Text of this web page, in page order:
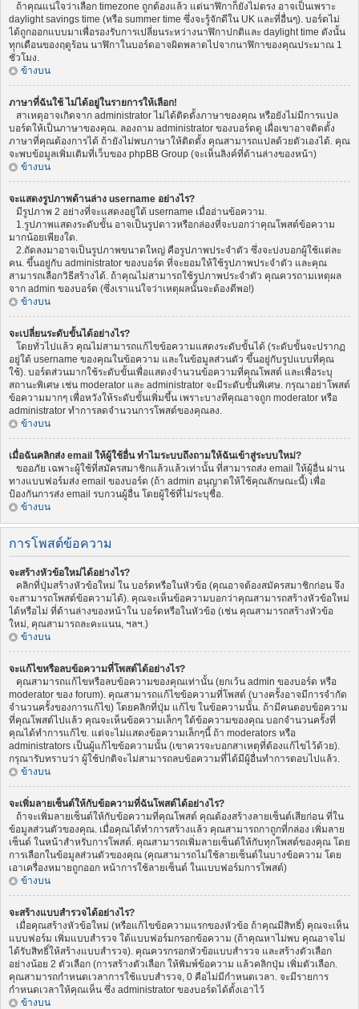
ถ้าคุณแน่ใจว่าเลือก timezone ถูกต้องแล้ว แต่นาฬิกาก็ยังไม่ตรง อาจเป็นเพราะ
daylight savings time (หรือ summer time ซึ่งจะรู้จักดีใน UK และที่อื่นๆ). บอร์ดไม่
ได้ถูกออกแบบมาเพื่อรองรับการเปลี่ยนระหว่างนาฬิกาปกติและ daylight time ดังนั้น
ทุกเดือนของฤดูร้อน นาฬิกาในบอร์ดอาจผิดพลาดไปจากนาฬิกาของคุณประมาณ 1
ชั่วโมง.
ข้างบน
ภาษาที่ฉันใช้ ไม่ได้อยู่ในรายการให้เลือก!
สาเหตุอาจเกิดจาก administrator ไม่ได้ติดตั้งภาษาของคุณ หรือยังไม่มีการแปล
บอร์ดให้เป็นภาษาของคุณ. ลองถาม administrator ของบอร์ดดู เผื่อเขาอาจติดตั้ง
ภาษาที่คุณต้องการได้ ถ้ายังไม่พบภาษาให้ติดตั้ง คุณสามารถแปลด้วยตัวเองได้. คุณ
จะพบข้อมูลเพิ่มเติมที่เว็บของ phpBB Group (จะเห็นลิงค์ที่ด้านล่างของหน้า)
ข้างบน
จะแสดงรูปภาพด้านล่าง username อย่างไร?
มีรูปภาพ 2 อย่างที่จะแสดงอยู่ใต้ username เมื่ออ่านข้อความ.
1.รูปภาพแสดงระดับขั้น อาจเป็นรูปดาวหรือกล่องที่จะบอกว่าคุณโพสต์ข้อความ
มากน้อยเพียงใด.
2.ถัดลงมาอาจเป็นรูปภาพขนาดใหญ่ คือรูปภาพประจำตัว ซึ่งจะบ่งบอกผู้ใช้แต่ละ
คน. ขึ้นอยู่กับ administrator ของบอร์ด ที่จะยอมให้ใช้รูปภาพประจำตัว และคุณ
สามารถเลือกวิธีสร้างได้. ถ้าคุณไม่สามารถใช้รูปภาพประจำตัว คุณควรถามเหตุผล
จาก admin ของบอร์ด (ซึ่งเราแน่ใจว่าเหตุผลนั้นจะต้องดีพอ!)
ข้างบน
จะเปลี่ยนระดับขั้นได้อย่างไร?
โดยทั่วไปแล้ว คุณไม่สามารถแก้ไขข้อความแสดงระดับขั้นได้ (ระดับขั้นจะปรากฏ
อยู่ใต้ username ของคุณในข้อความ และในข้อมูลส่วนตัว ขึ้นอยู่กับรูปแบบที่คุณ
ใช้). บอร์ดส่วนมากใช้ระดับขั้นเพื่อแสดงจำนวนข้อความที่คุณโพสต์ และเพื่อระบุ
สถานะพิเศษ เช่น moderator และ administrator จะมีระดับขั้นพิเศษ. กรุณาอย่าโพสต์
ข้อความมากๆ เพื่อหวังให้ระดับขั้นเพิ่มขึ้น เพราะบางทีคุณอาจถูก moderator หรือ
administrator ทำการลดจำนวนการโพสต์ของคุณลง.
ข้างบน
เมื่อฉันคลิกส่ง email ให้ผู้ใช้อื่น ทำไมระบบถึงถามให้ฉันเข้าสู่ระบบใหม่?
ขออภัย เฉพาะผู้ใช้ที่สมัครสมาชิกแล้วแล้วเท่านั้น ที่สามารถส่ง email ให้ผู้อื่น ผ่าน
ทางแบบฟอร์มส่ง email ของบอร์ด (ถ้า admin อนุญาตให้ใช้คุณลักษณะนี้) เพื่อ
ป้องกันการส่ง email รบกวนผู้อื่น โดยผู้ใช้ที่ไม่ระบุชื่อ.
ข้างบน
การโพสต์ข้อความ
จะสร้างหัวข้อใหม่ได้อย่างไร?
คลิกที่ปุ่มสร้างหัวข้อใหม่ ใน บอร์ดหรือในหัวข้อ (คุณอาจต้องสมัครสมาชิกก่อน จึง
จะสามารถโพสต์ข้อความได้). คุณจะเห็นข้อความบอกว่าคุณสามารถสร้างหัวข้อใหม่
ได้หรือไม่ ที่ด้านล่างของหน้าใน บอร์ดหรือในหัวข้อ (เช่น คุณสามารถสร้างหัวข้อ
ใหม่, คุณสามารถละคะแนน, ฯลฯ.)
ข้างบน
จะแก้ไขหรือลบข้อความที่โพสต์ได้อย่างไร?
คุณสามารถแก้ไขหรือลบข้อความของคุณเท่านั้น (ยกเว้น admin ของบอร์ด หรือ
moderator ของ forum). คุณสามารถแก้ไขข้อความที่โพสต์ (บางครั้งอาจมีการจำกัด
จำนวนครั้งของการแก้ไข) โดยคลิกที่ปุ่ม แก้ไข ในข้อความนั้น. ถ้ามีคนตอบข้อความ
ที่คุณโพสต์ไปแล้ว คุณจะเห็นข้อความเล็กๆ ใต้ข้อความของคุณ บอกจำนวนครั้งที่
คุณได้ทำการแก้ไข. แต่จะไม่แสดงข้อความเล็กๆนี้ ถ้า moderators หรือ
administrators เป็นผู้แก้ไขข้อความนั้น (เขาควรจะบอกสาเหตุที่ต้องแก้ไขไว้ด้วย).
กรุณารับทราบว่า ผู้ใช้ปกติจะไม่สามารถลบข้อความที่ได้มีผู้อื่นทำการตอบไปแล้ว.
ข้างบน
จะเพิ่มลายเซ็นต์ให้กับข้อความที่ฉันโพสต์ได้อย่างไร?
ถ้าจะเพิ่มลายเซ็นต์ให้กับข้อความที่คุณโพสต์ คุณต้องสร้างลายเซ็นต์เสียก่อน ที่ใน
ข้อมูลส่วนตัวของคุณ. เมื่อคุณได้ทำการสร้างแล้ว คุณสามารถกาถูกที่กล่อง เพิ่มลาย
เซ็นต์ ในหน้าสำหรับการโพสต์. คุณสามารถเพิ่มลายเซ็นต์ให้กับทุกโพสต์ของคุณ โดย
การเลือกในข้อมูลส่วนตัวของคุณ (คุณสามารถไม่ใช้ลายเซ็นต์ในบางข้อความ โดย
เอาเครื่องหมายถูกออก หน้าการใช้ลายเซ็นต์ ในแบบฟอร์มการโพสต์)
ข้างบน
จะสร้างแบบสำรวจได้อย่างไร?
เมื่อคุณสร้างหัวข้อใหม่ (หรือแก้ไขข้อความแรกของหัวข้อ ถ้าคุณมีสิทธิ์) คุณจะเห็น
แบบฟอร์ม เพิ่มแบบสำรวจ ใต้แบบฟอร์มกรอกข้อความ (ถ้าคุณหาไม่พบ คุณอาจไม่
ได้รับสิทธิ์ให้สร้างแบบสำรวจ). คุณควรกรอกหัวข้อแบบสำรวจ และสร้างตัวเลือก
อย่างน้อย 2 ตัวเลือก (การสร้างตัวเลือก ให้พิมพ์ข้อความ แล้วคลิกปุ่ม เพิ่มตัวเลือก.
คุณสามารถกำหนดเวลาการใช้แบบสำรวจ, 0 คือไม่มีกำหนดเวลา. จะมีรายการ
กำหนดเวลาให้คุณเห็น ซึ่ง administrator ของบอร์ดได้ตั้งเอาไว้
ข้างบน